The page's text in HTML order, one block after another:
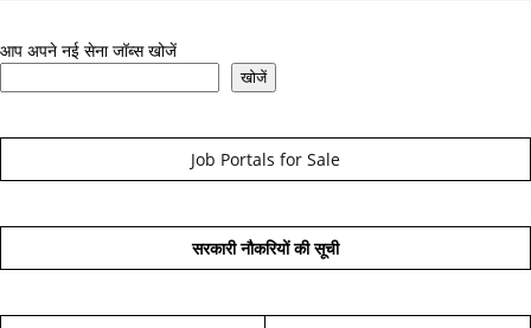
आप अपने नई सेना जॉब्स खोजें
खोजें
Job Portals for Sale
सरकारी नौकरियों की सूची